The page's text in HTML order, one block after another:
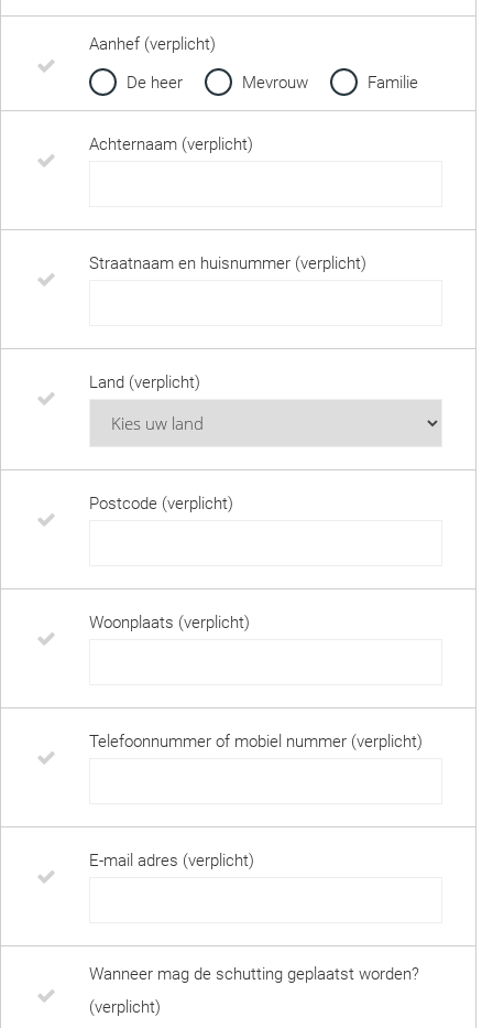
Aanhef (verplicht)
De heer
Mevrouw Familie
Achternaam (verplicht)
Straatnaam en huisnummer (verplicht)
Land (verplicht)
Postcode (verplicht)
Woonplaats (verplicht)
Telefoonnummer of mobiel nummer (verplicht)
E-mail adres (verplicht)
Wanneer mag de schutting geplaatst worden?
(verplicht)